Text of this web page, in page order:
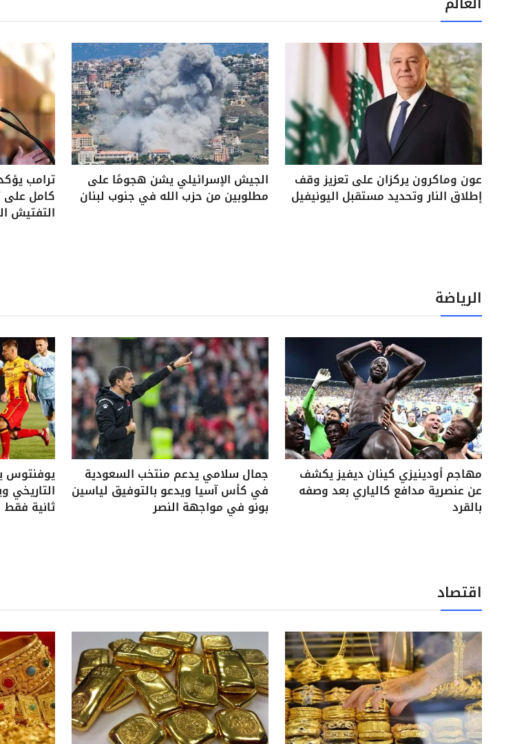
عون وماكرون يركزان على تعزيز وقف
إطلاق النار وتحديد مستقبل اليونيفيل
الجيش الإسرائيلي يشن هجومًا على
مطلوبين من حزب الله في جنوب لبنان
ترامب
كامل على
التفتيش
الرياضة
مهاجم أودينيزي كينان ديفيز يكشف
عن عنصرية مدافع كالياري بعد وصفه
بالقرد
جمال سلامي يدعم منتخب السعودية
في كأس آسيا ويدعو بالتوفيق لياسين
بونو في مواجهة النصر ثانية فقط
اقتصاد